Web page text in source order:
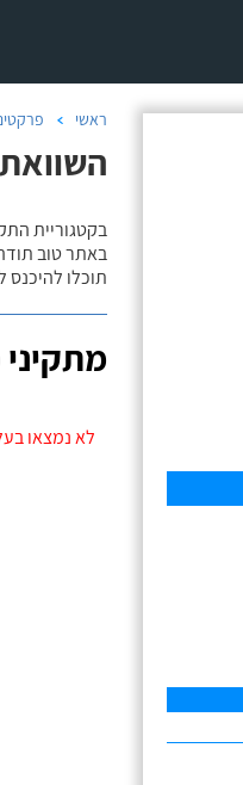
ראשי
בקטגוריית
באתר טוב
תוכלו
לא נמצאו